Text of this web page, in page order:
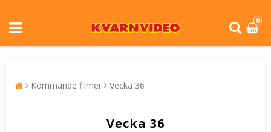
0
Kommande filmer Vecka 36
Vecka 36